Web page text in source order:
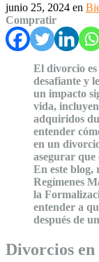
junio 25, 2024 en
Compratir
El divorcio
desafiante y
un impacto
vida,
adquiridos
entender
en un
asegurar que
En este blog,
Regímenes
la
entender a
después de
Divorcios